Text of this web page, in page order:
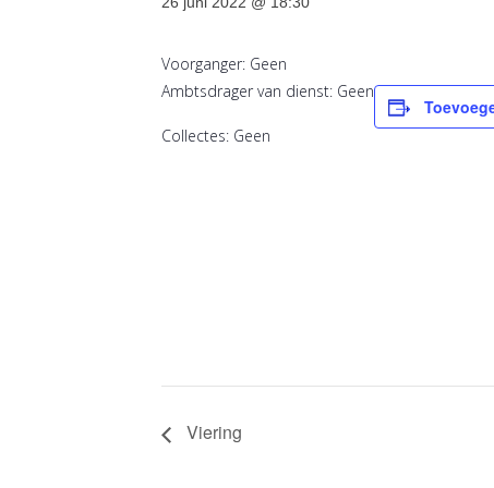
Voorganger: Geen
Ambtsdrager van dienst: Geen
Collectes: Geen
Viering